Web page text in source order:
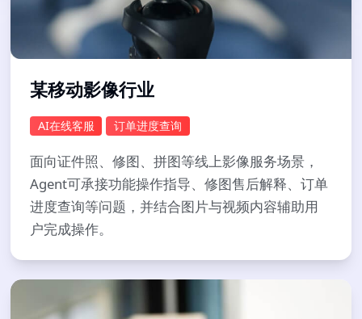
某移动影像行业
AI在线客服 订单进度查询
面向证件照、修图、拼图等线上影像服务场景，
Agent可承接功能操作指导、修图售后解释、订单
进度查询等问题，并结合图片与视频内容辅助用
户完成操作。